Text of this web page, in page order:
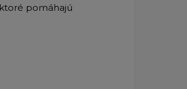
pomáhajú